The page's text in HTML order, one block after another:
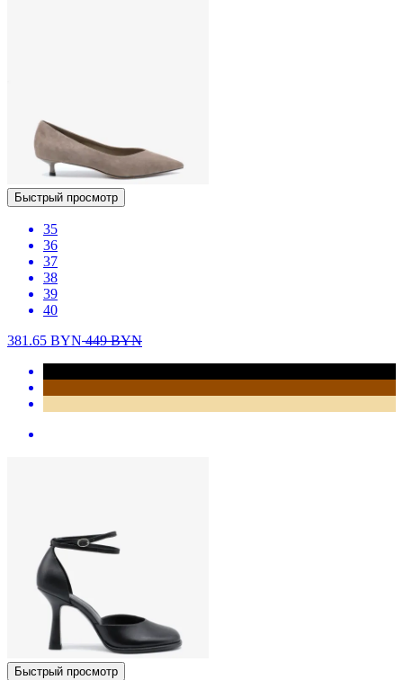
Быстрый просмотр
35
36
37
38
39
40
381.65 BYN449BYN
Быстрый просмотр